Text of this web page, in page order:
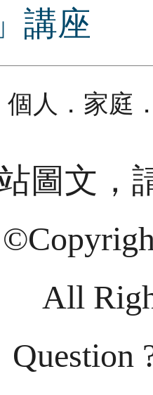
講座
個人．家庭
圖文，
All
Question